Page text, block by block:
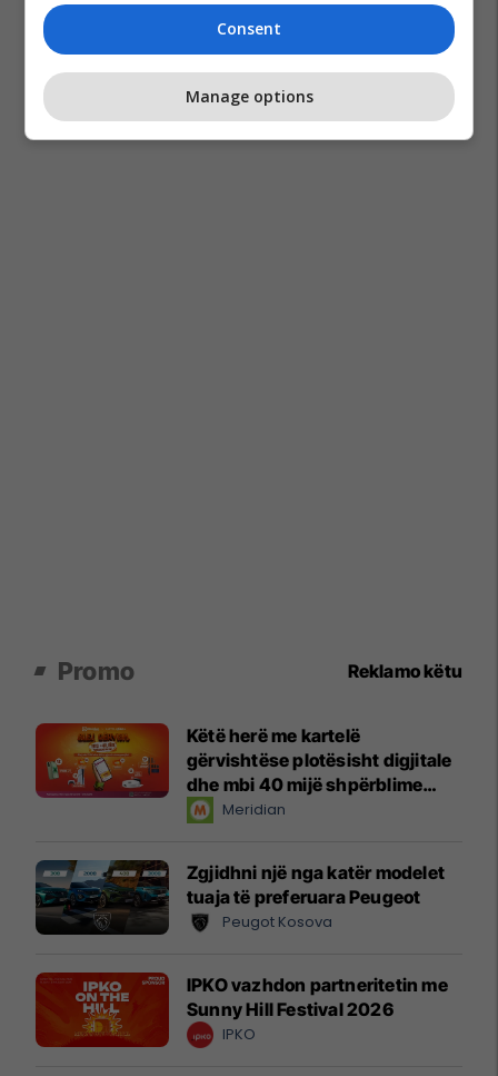
Promo Reklamo këtu
Këtë herë me kartelë
gërvishtëse plotësisht digjitale
dhe mbi 40 mijë shpërblime
instant!Meridian
Zgjidhni një nga katër modelet
tuaja të preferuara Peugeot
Peugot Kosova
IPKO vazhdon partneritetin me
Sunny Hill Festival 2026
IPKO
Consent
Manage options